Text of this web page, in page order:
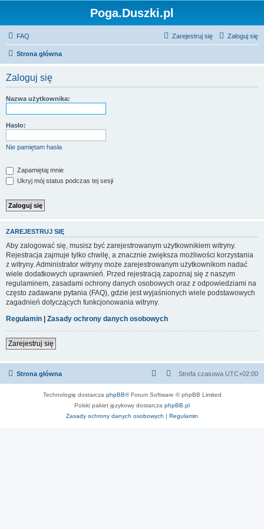
Poga.Duszki.pl
FAQ Zaloguj się
Zarejestruj się
Strona główna
Zaloguj się
Nazwa użytkownika:
Hasło:
Nie pamiętam hasła
Zapamiętaj mnie
Ukryj mój status podczas tej sesji
ZAREJESTRUJ SIĘ
Aby zalogować się, musisz być zarejestrowanym użytkownikiem witryny.
Rejestracja zajmuje tylko chwilę, a znacznie zwiększa możliwości korzystania
z witryny. Administrator witryny może zarejestrowanym użytkownikom nadać
wiele dodatkowych uprawnień. Przed rejestracją zapoznaj się z naszym
regulaminem, zasadami ochrony danych osobowych oraz z odpowiedziami na
często zadawane pytania (FAQ), gdzie jest wyjaśnionych wiele podstawowych
zagadnień dotyczących funkcjonowania witryny.
Regulamin | Zasady ochrony danych osobowych
Zarejestruj się
Strona główna Strefa czasowa UTC+02:00
Technologię dostarcza phpBB® Forum Software © phpBB Limited
Polski pakiet językowy dostarcza phpBB.pl
Zasady ochrony danych osobowych | Regulamin